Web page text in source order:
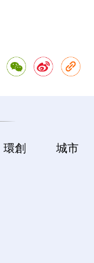
環創 城市